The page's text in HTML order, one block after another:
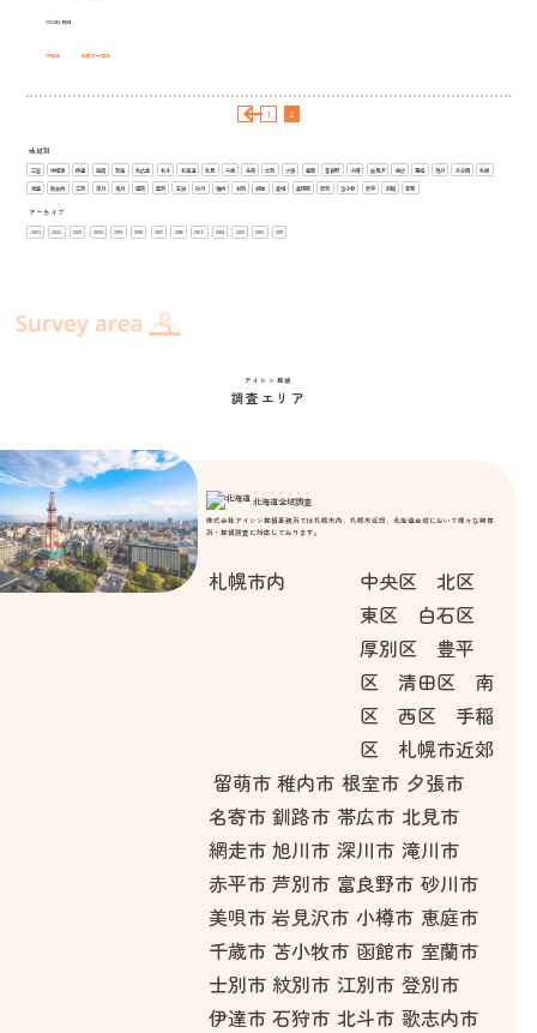
2012年6月1日
中標津 興信所中標津
1 2
地域別
三笠 中標津 伊達 函館 別海 北広島 北斗 北海道 北見 千歳 名寄 士別 夕張 室蘭 富良野 小樽 岩見沢 帯広 恵庭 旭川 未分類 札幌
根室 歌志内 江別 深川 滝川 留萌 登別 石狩 砂川 稚内 紋別 網走 美唄 美瑛町 芦別 苫小牧 赤平 釧路 音更
アーカイブ
2023 2022 2021 2020 2019 2018 2017 2016 2015 2014 2013 2012 2011
アイシン探偵
調査エリア
北海道全域調査
株式会社アイシン探偵事務所では札幌市内、札幌市近郊、北海道全域において様々な興信
所・探偵調査に対応しております。
札幌市内
中央区 北区
東区 白石区
厚別区 豊平
区 清田区 南
区 西区 手稲
区 札幌市近郊
留萌市 稚内市 根室市 夕張市
名寄市 釧路市 帯広市 北見市
網走市 旭川市 深川市 滝川市
赤平市 芦別市 富良野市 砂川市
美唄市 岩見沢市 小樽市 恵庭市
千歳市 苫小牧市 函館市 室蘭市
士別市 紋別市 江別市 登別市
伊達市 石狩市 北斗市 歌志内市